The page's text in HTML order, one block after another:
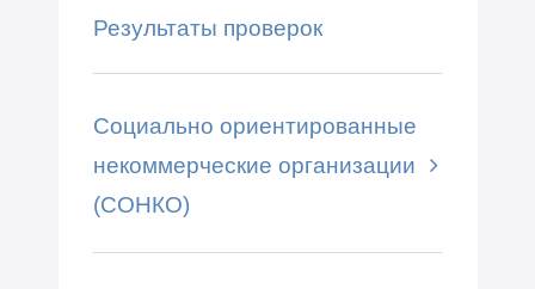
Результаты проверок
Социально ориентированные
некоммерческие организации
(СОНКО)